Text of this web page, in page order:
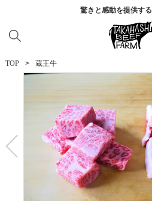
驚きと感動を提供する
TOP 蔵王牛